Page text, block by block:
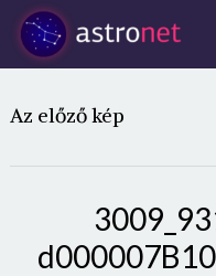
Az előző kép